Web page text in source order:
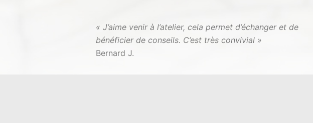
« J’aime venir à l’atelier, cela permet d’échanger et de
bénéficier de conseils. C’est très convivial »
Bernard J.